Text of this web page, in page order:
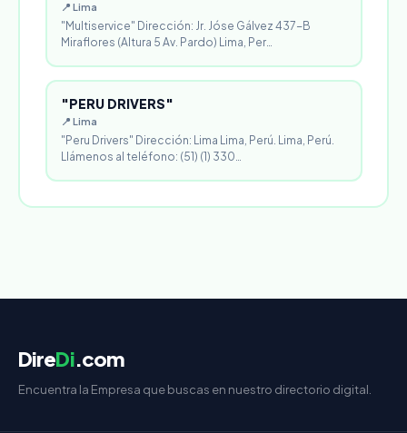
📍 Lima
"Multiservice" Dirección: Jr. Jóse Gálvez 437-B
Miraflores (Altura 5 Av. Pardo) Lima, Per…
"PERU DRIVERS"
📍 Lima
"Peru Drivers" Dirección: Lima Lima, Perú. Lima, Perú.
Llámenos al teléfono: (51) (1) 330…
DireDi.com
Encuentra la Empresa que buscas en nuestro directorio digital.